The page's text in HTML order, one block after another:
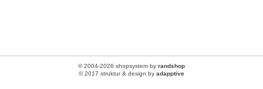
© 2004-2026 shopsystem by randshop
© 2017 struktur & design by adapptive